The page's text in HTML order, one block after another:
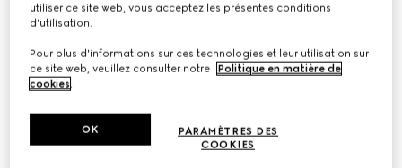
utiliser ce site web, vous acceptez les présentes conditions
d'utilisation.
Pour plus d'informations sur ces technologies et leur utilisation sur
ce site web, veuillez consulter notre
Politique en matière de
cookies.
PARAMÈTRES DES
COOKIES
OK